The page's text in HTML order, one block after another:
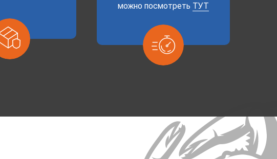
можно посмотреть ТУТ